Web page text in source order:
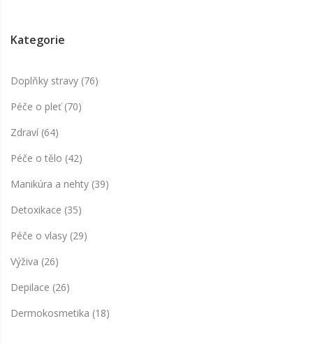
Kategorie
Doplňky stravy (76)
Péče o pleť(70)
Zdraví (64)
Péče o tělo (42)
Manikúra a nehty (39)
Detoxikace (35)
Péče o vlasy (29)
Výživa (26)
Depilace (26)
Dermokosmetika (18)